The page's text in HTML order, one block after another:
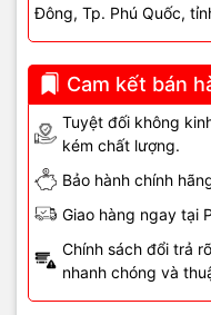
Đông, Tp. Phú Quốc,
Cam kết bán
Tuyệt đối không
kém chất lượng.
Bảo hành chính
Giao hàng ngay tại
Chính sách đổi trả
nhanh chóng và
- Ampli hoặc ampli liền
- Mixer chỉnh âm chuyên
- Micro có dây / không dây
- Dây loa, dây tín hiệu đạt
- Bộ chia zone âm thanh
- Tủ thiết bị âm thanh (khi
🛠️ Khắc